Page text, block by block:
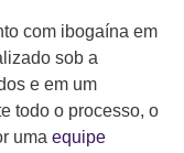
com ibogaína em
sob a
e em um
todo o processo, o
uma equipe